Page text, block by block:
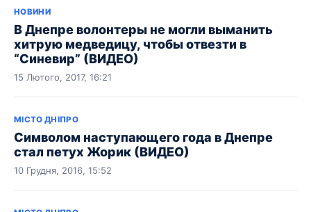
НОВИНИ
В Днепре волонтеры не могли выманить
хитрую медведицу, чтобы отвезти в
“Синевир” (ВИДЕО)
15 Лютого, 2017, 16:21
МІСТО ДНІПРО
Символом наступающего года в Днепре
стал петух Жорик (ВИДЕО)
10 Грудня, 2016, 15:52